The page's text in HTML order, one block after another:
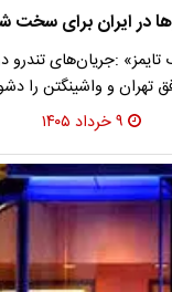
در ایران برای سخت
تایمز» :جریان‌های تندرو
تهران و واشینگتن را
۹ خرداد ۱۴۰۵